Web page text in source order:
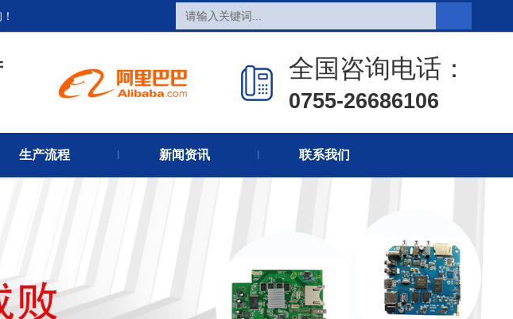
热销产品 新闻在线
关于我们
全国咨询电话：
0755-26686106
生产流程 新闻资讯 联系我们